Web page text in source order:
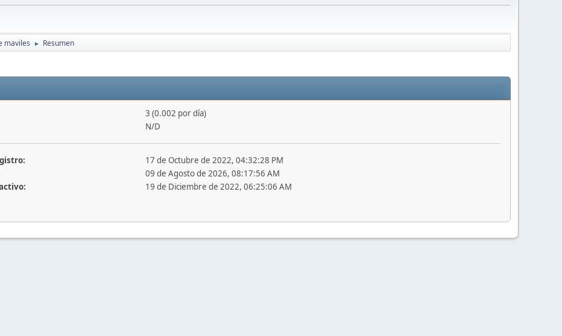
maviles ► Resumen
3 (0.002 por día)
N/D
17 de Octubre de 2022, 04:32:28 PM
09 de Agosto de 2026, 08:17:56 AM
19 de Diciembre de 2022, 06:25:06 AM